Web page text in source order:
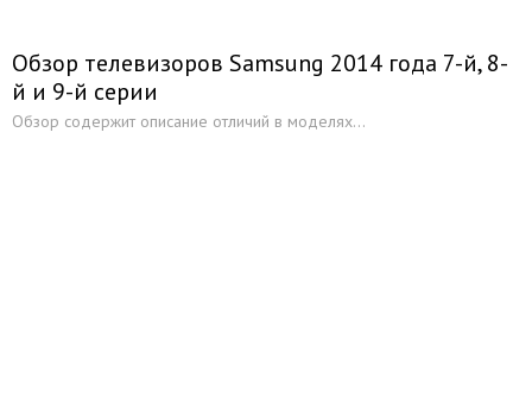
Караоке
Проигрыватели виниловых дисков
Обзор телевизоров Samsung 2014 года 7-й, 8-
й и 9-й серии
Обзор содержит описание отличий в моделях...